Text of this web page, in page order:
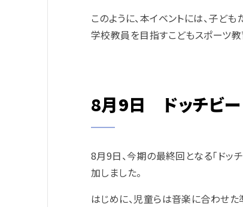
このように、本イベントには、子ど
学校教員を目指すこどもスポーツ
8月9日 ドッチビー
8月9日、今期の最終回となる「ド
加しました。
はじめに、児童らは音楽に合わせた